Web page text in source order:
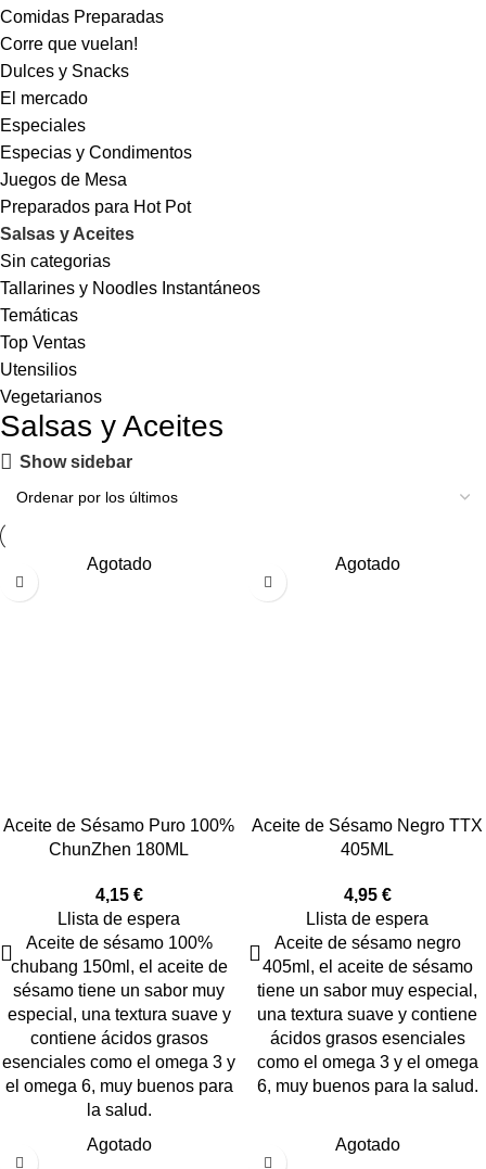
Comidas Preparadas
Corre que vuelan!
Dulces y Snacks
El mercado
Especiales
Especias y Condimentos
Juegos de Mesa
Preparados para Hot Pot
Salsas y Aceites
Sin categorias
Tallarines y Noodles Instantáneos
Temáticas
Top Ventas
Utensilios
Vegetarianos
Salsas y Aceites
Show sidebar
Agotado
Aceite de Sésamo Puro 100%
ChunZhen 180ML
4,15 €
Llista de espera
Aceite de sésamo 100%
chubang 150ml, el aceite de
sésamo tiene un sabor muy
especial, una textura suave y
contiene ácidos grasos
esenciales como el omega 3 y
el omega 6, muy buenos para
la salud.
Agotado
Aceite de Sésamo Negro TTX
405ML
4,95 €
Llista de espera
Aceite de sésamo negro
405ml, el aceite de sésamo
tiene un sabor muy especial,
una textura suave y contiene
ácidos grasos esenciales
como el omega 3 y el omega
6, muy buenos para la salud.
Agotado Agotado